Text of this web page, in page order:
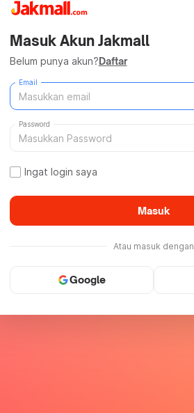
Masuk Akun Jakmall
Belum punya akun?Daftar
Email
Password
Ingat login saya
Masuk
Atau masuk dengan
Google